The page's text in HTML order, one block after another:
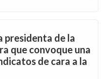
presidenta de la
que convoque una
de cara a la